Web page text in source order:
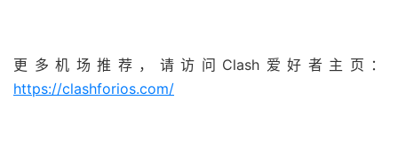
更多机场推荐，请访问Clash爱好者主页：
https://clashforios.com/